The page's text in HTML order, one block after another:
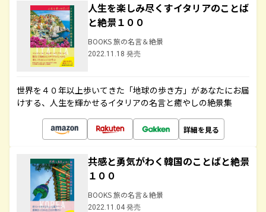
人生を楽しみ尽くすイタリアのことば
と絶景１００
BOOKS 旅の名言＆絶景
2022.11.18 発売
世界を４０年以上歩いてきた「地球の歩き方」があなたにお届
けする、人生を輝かせるイタリアの名言と癒やしの絶景集
詳細を見る
共感と勇気がわく韓国のことばと絶景
１００
BOOKS 旅の名言＆絶景
2022.11.04 発売